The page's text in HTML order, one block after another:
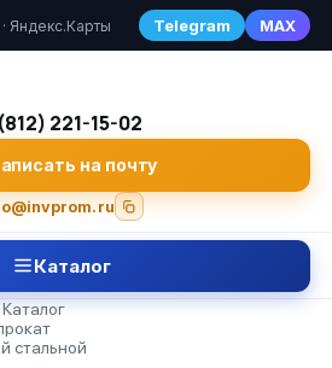
Яндекс.Карты Telegram MAX
221-15-02
на почту
Каталог
Каталог
стальной